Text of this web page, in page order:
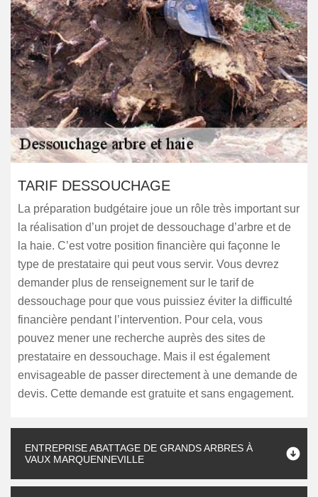
TARIF DESSOUCHAGE
La préparation budgétaire joue un rôle très important sur
la réalisation d’un projet de dessouchage d’arbre et de
la haie. C’est votre position financière qui façonne le
type de prestataire qui peut vous servir. Vous devrez
demander plus de renseignement sur le tarif de
dessouchage pour que vous puissiez éviter la difficulté
financière pendant l’intervention. Pour cela, vous
pouvez mener une recherche auprès des sites de
prestataire en dessouchage. Mais il est également
envisageable de passer directement à une demande de
devis. Cette demande est gratuite et sans engagement.
ENTREPRISE ABATTAGE DE GRANDS ARBRES À
VAUX MARQUENNEVILLE